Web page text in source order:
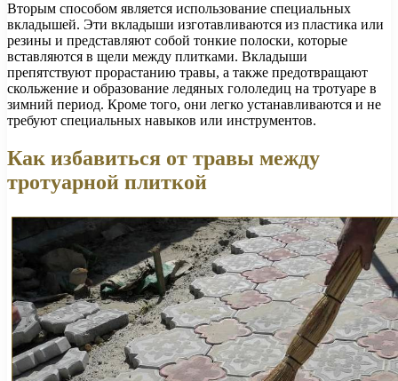
Вторым способом является использование специальных
вкладышей. Эти вкладыши изготавливаются из пластика или
резины и представляют собой тонкие полоски, которые
вставляются в щели между плитками. Вкладыши
препятствуют прорастанию травы, а также предотвращают
скольжение и образование ледяных гололедиц на тротуаре в
зимний период. Кроме того, они легко устанавливаются и не
требуют специальных навыков или инструментов.
Как избавиться от травы между
тротуарной плиткой